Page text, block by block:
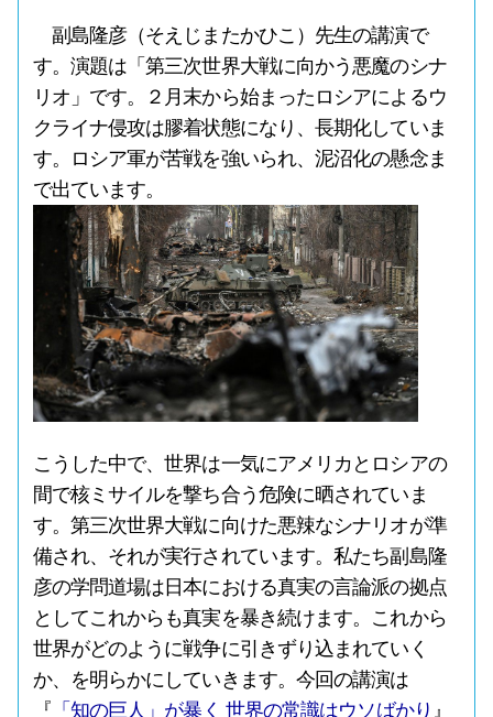
副島隆彦（そえじまたかひこ）先生の講演で
す。演題は「第三次世界大戦に向かう悪魔のシナ
リオ」です。２月末から始まったロシアによるウ
クライナ侵攻は膠着状態になり、長期化していま
す。ロシア軍が苦戦を強いられ、泥沼化の懸念ま
で出ています。
こうした中で、世界は一気にアメリカとロシアの
間で核ミサイルを撃ち合う危険に晒されていま
す。第三次世界大戦に向けた悪辣なシナリオが準
備され、それが実行されています。私たち副島隆
彦の学問道場は日本における真実の言論派の拠点
としてこれからも真実を暴き続けます。これから
世界がどのように戦争に引きずり込まれていく
か、を明らかにしていきます。今回の講演は
『 「知の巨人」が暴く 世界の常識はウソばかり 』